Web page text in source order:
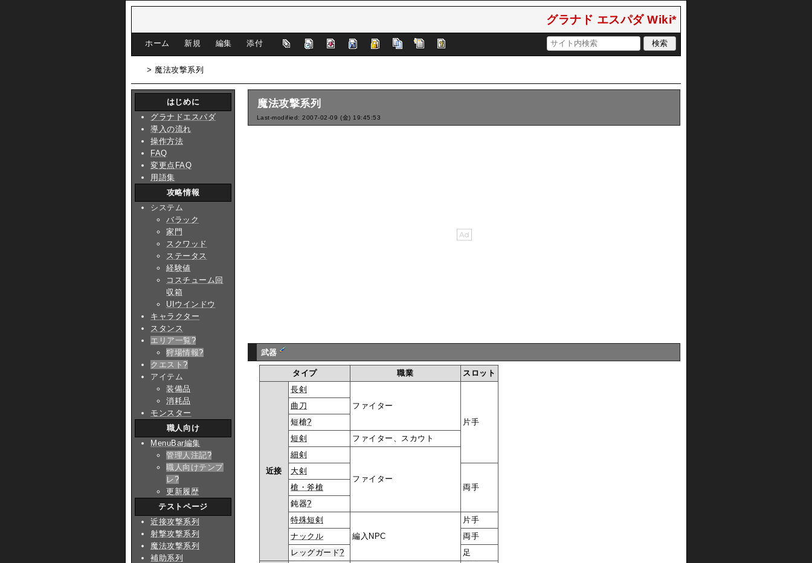
グラナド エスパダ Wiki*
ホーム 新規 編集 添付
> 魔法攻撃系列
魔法攻撃系列
Last-modified: 2007-02-09 (金) 19:45:53
武器
タイプ 職業 スロット
近接
長剣
ファイター
片手
曲刀
短槍?
短剣
ファイター、スカウト
細剣
ファイター
大剣
両手
槍・斧槍
鈍器?
特殊短剣
編入NPC
片手
ナックル
両手
レッグガード? 足
はじめに
グラナドエスパダ
導入の流れ
操作方法
FAQ
変更点FAQ
用語集
攻略情報
システム
バラック
家門
スクワッド
ステータス
経験値
コスチューム回
収箱
UIウインドウ
キャラクター
スタンス
エリア一覧?
狩場情報?
クエスト?
アイテム
装備品
消耗品
モンスター
職人向け
MenuBar編集
管理人注記?
職人向けテンプ
レ?
更新履歴
テストページ
近接攻撃系列
射撃攻撃系列
魔法攻撃系列
補助系列